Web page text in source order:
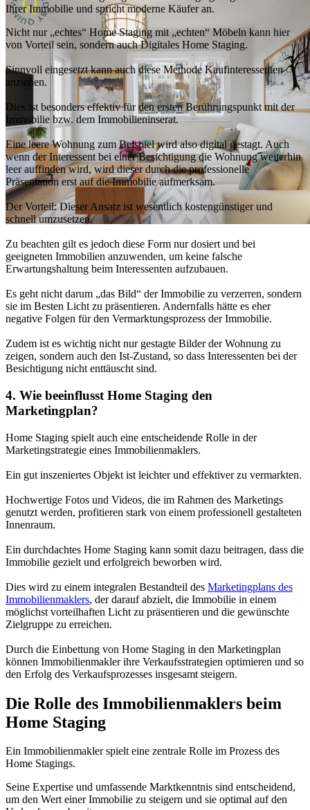
Ihrer Immobilie und spricht moderne Käufer an.
Nicht nur „echtes“ Home Staging mit „echten“ Möbeln kann hier
von Vorteil sein, sondern auch Digitales Home Staging.
Sinnvoll eingesetzt kann auch diese Methode Kaufinteressenten
anziehen.
Dies ist besonders effektiv für den ersten Berührungspunkt mit der
Immobilie bzw. dem Immobilieninserat.
Eine leere Wohnung zum Beispiel wird also digital gestagt. Auch
wenn der Interessent bei einer Besichtigung die Wohnung weiterhin
leer auffinden wird, wird dieser durch die professionelle
Präsentation erst auf die Immobilie aufmerksam.
Der Vorteil: Dieser Ansatz ist wesentlich kostengünstiger und
schnell umzusetzen.
Zu beachten gilt es jedoch diese Form nur dosiert und bei
geeigneten Immobilien anzuwenden, um keine falsche
Erwartungshaltung beim Interessenten aufzubauen.
Es geht nicht darum „das Bild“ der Immobilie zu verzerren, sondern
sie im Besten Licht zu präsentieren. Andernfalls hätte es eher
negative Folgen für den Vermarktungsprozess der Immobilie.
Zudem ist es wichtig nicht nur gestagte Bilder der Wohnung zu
zeigen, sondern auch den Ist-Zustand, so dass Interessenten bei der
Besichtigung nicht enttäuscht sind.
4. Wie beeinflusst Home Staging den
Marketingplan?
Home Staging spielt auch eine entscheidende Rolle in der
Marketingstrategie eines Immobilienmaklers.
Ein gut inszeniertes Objekt ist leichter und effektiver zu vermarkten.
Hochwertige Fotos und Videos, die im Rahmen des Marketings
genutzt werden, profitieren stark von einem professionell gestalteten
Innenraum.
Ein durchdachtes Home Staging kann somit dazu beitragen, dass die
Immobilie gezielt und erfolgreich beworben wird.
Dies wird zu einem integralen Bestandteil des Marketingplans des
Immobilienmaklers, der darauf abzielt, die Immobilie in einem
möglichst vorteilhaften Licht zu präsentieren und die gewünschte
Zielgruppe zu erreichen.
Durch die Einbettung von Home Staging in den Marketingplan
können Immobilienmakler ihre Verkaufsstrategien optimieren und so
den Erfolg des Verkaufsprozesses insgesamt steigern.
Die Rolle des Immobilienmaklers beim
Home Staging
Ein Immobilienmakler spielt eine zentrale Rolle im Prozess des
Home Stagings.
Seine Expertise und umfassende Marktkenntnis sind entscheidend,
um den Wert einer Immobilie zu steigern und sie optimal auf den